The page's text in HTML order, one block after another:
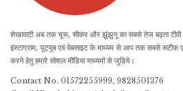
शेखावाटी अब तक चूरू, सीकर और झुंझुनू का सबसे तेज बढ़ता
इंस्टाग्राम, यूट्यूब एवं वेबसाइट के माध्यम से आप तक सबसे
करने हेतु हमारे सोशल मीडिया माध्यमों से जुड़िये।
Contact No. 01572255999, 9828501376